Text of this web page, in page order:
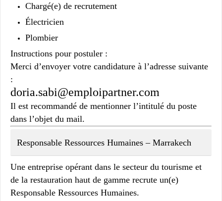
Chargé(e) de recrutement
Électricien
Plombier
Instructions pour postuler :
Merci d’envoyer votre candidature à l’adresse suivante
:
doria.sabi@emploipartner.com
Il est recommandé de mentionner l’intitulé du poste
dans l’objet du mail.
Responsable Ressources Humaines – Marrakech
Une entreprise opérant dans le secteur du tourisme et
de la restauration haut de gamme recrute un(e)
Responsable Ressources Humaines.